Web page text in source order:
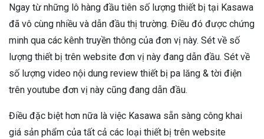
Ngay từ những lô hàng đầu tiên số lượng thiết bị tại Kasawa
đã vô cùng nhiều và dẫn đầu thị trường. Điều đó được chứng
minh qua các kênh truyền thông của đơn vị này. Sét về số
lượng thiết bị trên website đơn vị này đang dẫn đầu. Sét về
số lượng video nội dung review thiết bị pa lăng & tời điện
trên youtube đơn vị này cũng đang dẫn đầu.
Điều đặc biệt hơn nữa là việc Kasawa sẵn sàng công khai
giá sản phẩm của tất cả các loại thiết bị trên website